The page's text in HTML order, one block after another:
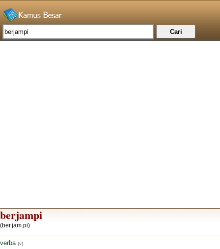
berjampi
(ber.jam.pi)
verba (v)